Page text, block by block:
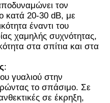
τον
κατά 20-30 dB, με
έναντι του
χαμηλής συχνότητας,
στα σπίτια και στα
:
γυαλιού στην
το σπάσιμο. Σε
σε έκρηξη,